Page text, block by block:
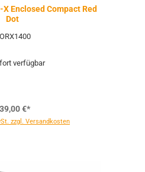
X Enclosed Compact Red
Dot
verfügbar
€*
zzgl. Versandkosten